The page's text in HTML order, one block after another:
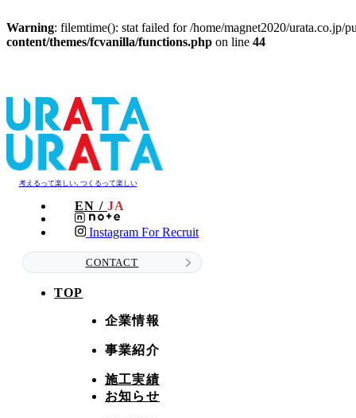
Warning: filemtime(): stat failed for /home/magnet2020/urata.co.jp/
content/themes/fcvanilla/functions.php on line 44
考えるって楽しい､つくるって楽しい
EN / JA
Instagram For Recruit
CONTACT
TOP
企業情報
事業紹介
施工実績
お知らせ